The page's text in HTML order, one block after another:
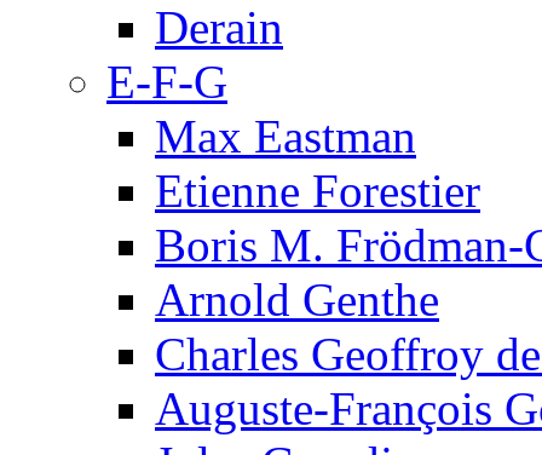
Derain
E-F-G
Max Eastman
Etienne Forestier
Boris M. Frödman-
Arnold Genthe
Charles Geoffroy
Auguste-François